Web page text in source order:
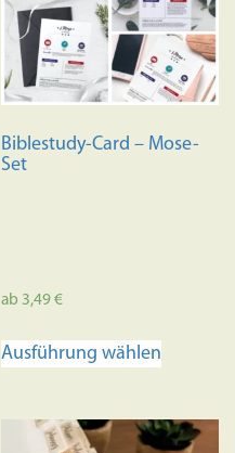
Biblestudy-Card – Mose-
Set
ab 3,49€
Ausführung wählen